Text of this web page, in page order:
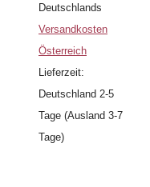
Deutschlands
Versandkosten
Österreich
Lieferzeit:
Deutschland 2-5
Tage (Ausland 3-7
Tage)